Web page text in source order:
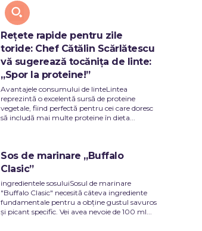
Rețete rapide pentru zile
toride: Chef Cătălin Scărlătescu
vă sugerează tocănița de linte:
„Spor la proteine!”
Avantajele consumului de linteLintea
reprezintă o excelentă sursă de proteine
vegetale, fiind perfectă pentru cei care doresc
să includă mai multe proteine în dieta...
Sos de marinare „Buffalo
Clasic”
ingredientele sosuluiSosul de marinare
"Buffalo Clasic" necesită câteva ingrediente
fundamentale pentru a obține gustul savuros
și picant specific. Vei avea nevoie de 100 ml...